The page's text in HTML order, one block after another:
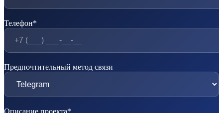
Телефон*
Предпочтительный метод связи